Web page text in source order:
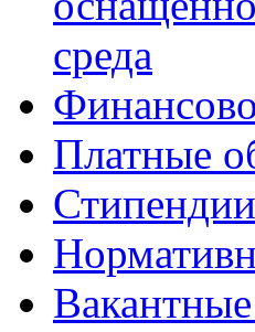
среда
Платные